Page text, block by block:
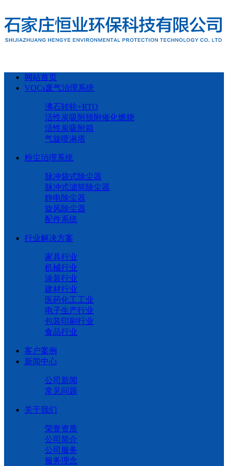
网站首页
VOCs废气治理系统
沸石转轮+RTO
活性炭吸附脱附催化燃烧
活性炭吸附箱
气旋喷淋塔
粉尘治理系统
脉冲袋式除尘器
脉冲式滤筒除尘器
静电除尘器
旋风除尘器
配件系统
行业解决方案
家具行业
机械行业
涂装行业
建材行业
医药化工工业
电子生产行业
包装印刷行业
食品行业
客户案例
新闻中心
公司新闻
常见问题
关于我们
荣誉资质
公司简介
公司服务
服务理念